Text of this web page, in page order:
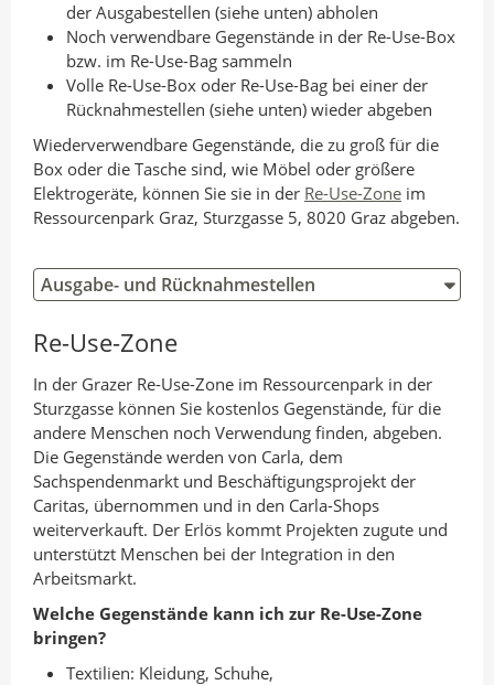
der Ausgabestellen (siehe unten) abholen
Noch verwendbare Gegenstände in der Re-Use-Box
bzw. im Re-Use-Bag sammeln
Volle Re-Use-Box oder Re-Use-Bag bei einer der
Rücknahmestellen (siehe unten) wieder abgeben
Wiederverwendbare Gegenstände, die zu groß für die
Box oder die Tasche sind, wie Möbel oder größere
Elektrogeräte, können Sie sie in der Re-Use-Zone im
Ressourcenpark Graz, Sturzgasse 5, 8020 Graz abgeben.
Ausgabe- und Rücknahmestellen
Re-Use-Zone
In der Grazer Re-Use-Zone im Ressourcenpark in der
Sturzgasse können Sie kostenlos Gegenstände, für die
andere Menschen noch Verwendung finden, abgeben.
Die Gegenstände werden von Carla, dem
Sachspendenmarkt und Beschäftigungsprojekt der
Caritas, übernommen und in den Carla-Shops
weiterverkauft. Der Erlös kommt Projekten zugute und
unterstützt Menschen bei der Integration in den
Arbeitsmarkt.
Welche Gegenstände kann ich zur Re-Use-Zone
bringen?
Textilien: Kleidung, Schuhe,